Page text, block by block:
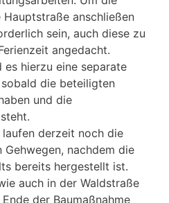
Hauptstraße anschließen
sein, auch diese zu
angedacht.
hierzu eine separate
die beteiligten
und die
derzeit noch die
nachdem die
bereits hergestellt ist.
auch in der Waldstraße
der Baumaßnahme